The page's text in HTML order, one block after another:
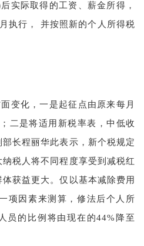
实际取得的工资、薪金所得，
执行， 并按照新的个人所得税
变化，一是起征点由原来每月
二是将适用新税率表，中低收
长程丽华此表示，新个税规定
税人将不同程度享受到减税红
获益更大。仅以基本减除费用
项因素来测算，修法后个人所
员的比例将由现在的44%降至